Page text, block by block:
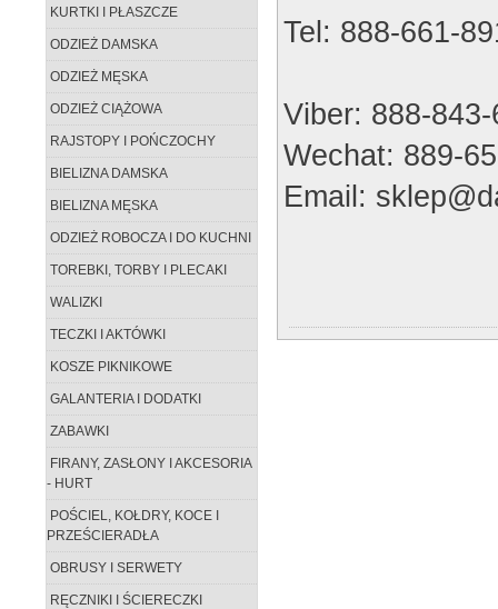
KURTKI I PŁASZCZE
ODZIEŻ DAMSKA
ODZIEŻ MĘSKA
ODZIEŻ CIĄŻOWA
RAJSTOPY I POŃCZOCHY
BIELIZNA DAMSKA
BIELIZNA MĘSKA
ODZIEŻ ROBOCZA I DO KUCHNI
TOREBKI, TORBY I PLECAKI
WALIZKI
TECZKI I AKTÓWKI
KOSZE PIKNIKOWE
GALANTERIA I DODATKI
ZABAWKI
FIRANY, ZASŁONY I AKCESORIA
- HURT
POŚCIEL, KOŁDRY, KOCE I
PRZEŚCIERADŁA
OBRUSY I SERWETY
RĘCZNIKI I ŚCIERECZKI
Tel: 888-661-
Viber: 888-
Wechat: 889-
Email: